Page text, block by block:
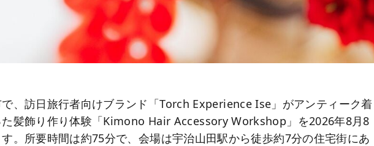
、訪日旅行者向けブランド「Torch Experience Ise」がアンティーク着
髪飾り作り体験「Kimono Hair Accessory Workshop」を2026年8月8
。所要時間は約75分で、会場は宇治山田駅から徒歩約7分の住宅街にあ